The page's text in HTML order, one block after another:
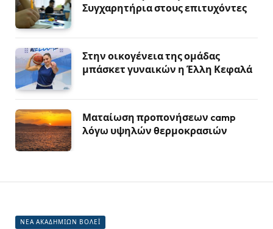
Συγχαρητήρια στους επιτυχόντες
Στην οικογένεια της ομάδας
μπάσκετ γυναικών η Έλλη Κεφαλά
Ματαίωση προπονήσεων camp
λόγω υψηλών θερμοκρασιών
ΝΕΑ ΑΚΑΔΗΜΙΩΝ ΒΟΛΕΪ